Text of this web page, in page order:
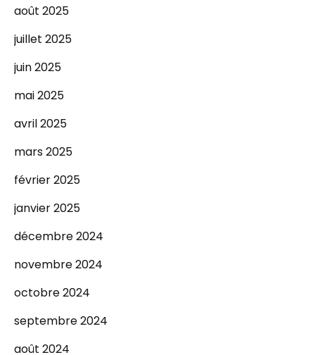
août 2025
juillet 2025
juin 2025
mai 2025
avril 2025
mars 2025
février 2025
janvier 2025
décembre 2024
novembre 2024
octobre 2024
septembre 2024
août 2024